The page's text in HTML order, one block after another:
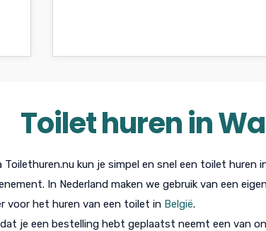
Toilet huren in
Toilethuren.nu kun je simpel en snel een toilet
In Nederland maken we gebruik van een
voor het huren van een toilet in België.
je een bestelling hebt geplaatst neemt een van